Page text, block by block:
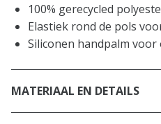
100% gerecycled
Elastiek rond de pols
Siliconen handpalm
MATERIAAL EN DETAILS